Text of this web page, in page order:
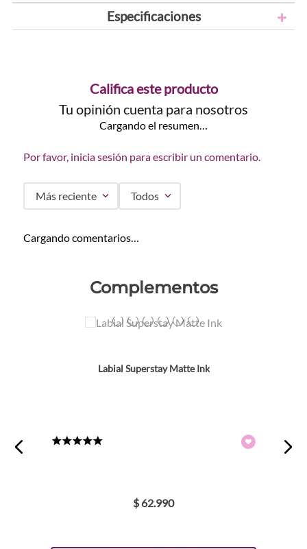
Especificaciones
Califica este producto
Tu opinión cuenta para nosotros
Cargando el resumen…
Por favor, inicia sesión para escribir un comentario.
Más reciente Todos
Cargando comentarios…
Complementos
Labial Superstay Matte Ink
$ 62.990